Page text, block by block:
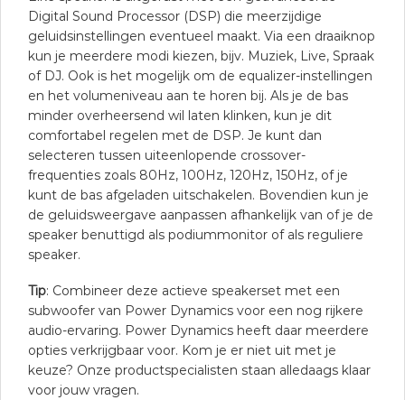
Digital Sound Processor (DSP) die meerzijdige
geluidsinstellingen eventueel maakt. Via een draaiknop
kun je meerdere modi kiezen, bijv. Muziek, Live, Spraak
of DJ. Ook is het mogelijk om de equalizer-instellingen
en het volumeniveau aan te horen bij. Als je de bas
minder overheersend wil laten klinken, kun je dit
comfortabel regelen met de DSP. Je kunt dan
selecteren tussen uiteenlopende crossover-
frequenties zoals 80Hz, 100Hz, 120Hz, 150Hz, of je
kunt de bas afgeladen uitschakelen. Bovendien kun je
de geluidsweergave aanpassen afhankelijk van of je de
speaker benuttigd als podiummonitor of als reguliere
speaker.
Tip: Combineer deze actieve speakerset met een
subwoofer van Power Dynamics voor een nog rijkere
audio-ervaring. Power Dynamics heeft daar meerdere
opties verkrijgbaar voor. Kom je er niet uit met je
keuze? Onze productspecialisten staan alledaags klaar
voor jouw vragen.